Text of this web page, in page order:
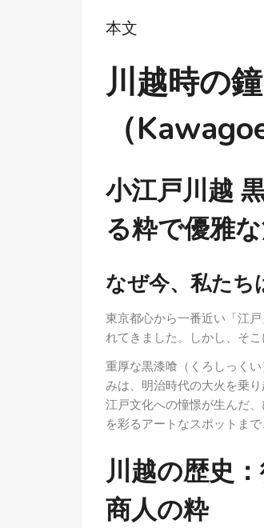
本文
川越時の
（
小江戸川越
る粋で優雅
なぜ今、私たち
東京都心から一番近い「江
れてきました。しかし、そ
重厚な黒漆喰（くろしっく
みは、明治時代の大火を乗
江戸文化への憧憬が生んだ
を彩るアートなスポットま
川越の歴史
商人の粋